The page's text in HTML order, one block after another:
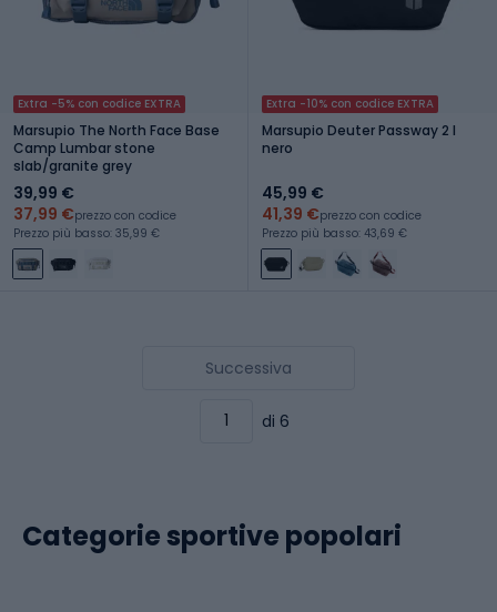
Extra -5% con codice EXTRA
Marsupio The North Face Base
Camp Lumbar stone
slab/granite grey
39,99 €
37,99 €prezzo con codice
Prezzo più basso: 35,99 €
Extra -10% con codice EXTRA
Marsupio Deuter Passway 2 l
nero
45,99 €
41,39 €prezzo con codice
Prezzo più basso: 43,69 €
Successiva
di 6
Categorie sportive popolari